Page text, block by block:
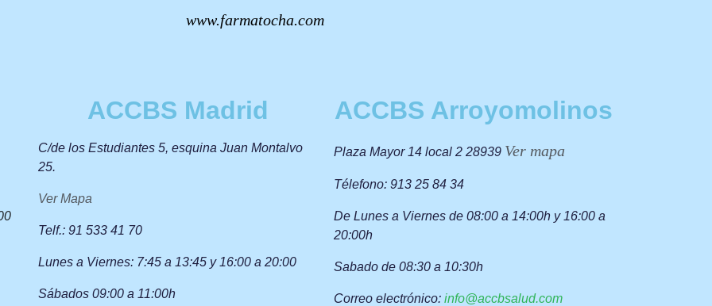
www.farmatocha.com
ACCBS Madrid
C/de los Estudiantes 5, esquina Juan Montalvo
25.
Ver Mapa
Telf.: 91 533 41 70
Lunes a Viernes: 7:45 a 13:45 y 16:00 a 20:00
Sábados 09:00 a 11:00h
ACCBS Arroyomolinos
Plaza Mayor 14 local 2 28939 Ver mapa
Télefono: 913 25 84 34
De Lunes a Viernes de 08:00 a 14:00h y 16:00 a
20:00h
Sabado de 08:30 a 10:30h
Correoelectrónico: info@accbsalud.com